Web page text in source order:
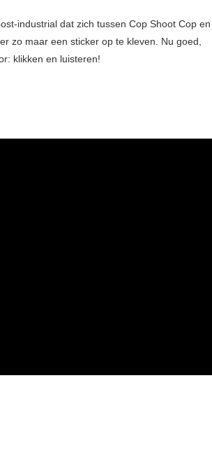
industrial dat zich tussen Cop Shoot Cop en
zo maar een sticker op te kleven. Nu goed,
klikken en luisteren!